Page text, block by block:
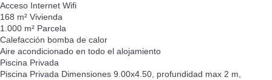
Acceso Internet Wifi
168 m² Vivienda
1.000 m² Parcela
Calefacción bomba de calor
Aire acondicionado en todo el alojamiento
Piscina Privada
Piscina Privada Dimensiones 9.00x4.50, profundidad max 2 m,